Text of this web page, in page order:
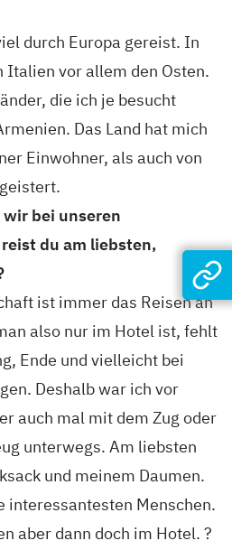
durch Europa gereist. In
Italien vor allem den Osten.
die ich je besucht
Das Land hat mich
Einwohner, als auch von
bei unseren
du am liebsten,
ist immer das Reisen an
also nur im Hotel ist, fehlt
Ende und vielleicht bei
Deshalb war ich vor
auch mal mit dem Zug oder
unterwegs. Am liebsten
und meinem Daumen.
interessantesten Menschen.
aber dann doch im Hotel. ?